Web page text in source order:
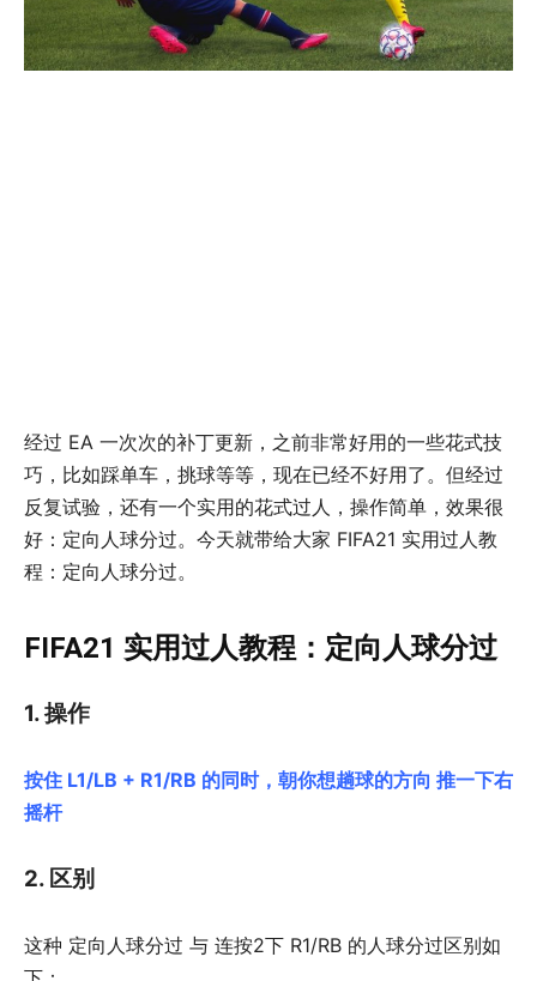
经过 EA 一次次的补丁更新，之前非常好用的一些花式技
巧，比如踩单车，挑球等等，现在已经不好用了。但经过
反复试验，还有一个实用的花式过人，操作简单，效果很
好：定向人球分过。今天就带给大家 FIFA21 实用过人教
程：定向人球分过。
FIFA21 实用过人教程：定向人球分过
1. 操作
按住 L1/LB + R1/RB 的同时，朝你想趟球的方向 推一下右
摇杆
2. 区别
这种 定向人球分过 与 连按2下 R1/RB 的人球分过区别如